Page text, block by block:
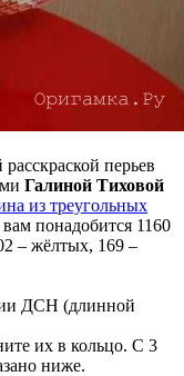
перьев
Галиной Тиховой
из треугольных
вам понадобится 1160
– жёлтых, 169 –
ДСН (длинной
их в кольцо. С 3
ниже.